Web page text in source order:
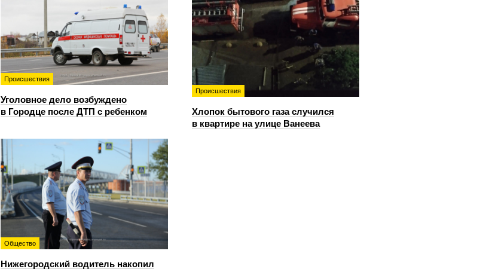
Происшествия
Уголовное дело возбуждено
в Городце после ДТП с ребенком
Происшествия
Хлопок бытового газа случился
в квартире на улице Ванеева
Общество
Нижегородский водитель накопил